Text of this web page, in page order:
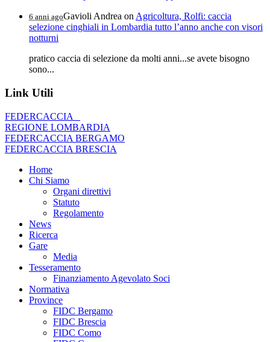
6 anni agoGavioli Andrea on Agricoltura, Rolfi: caccia
selezione cinghiali in Lombardia tutto l’anno anche con visori
notturni
pratico caccia di selezione da molti anni...se avete bisogno
sono...
Link Utili
FEDERCACCIA
REGIONE LOMBARDIA
FEDERCACCIA BERGAMO
FEDERCACCIA BRESCIA
Home
Chi Siamo
Organi direttivi
Statuto
Regolamento
News
Ricerca
Gare
Media
Tesseramento
Finanziamento Agevolato Soci
Normativa
Province
FIDC Bergamo
FIDC Brescia
FIDC Como